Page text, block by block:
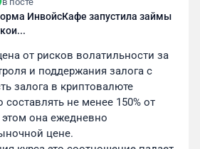
ИнвойсКафе запустила займы
от рисков волатильности за
и поддержания залога с
залога в криптовалюте
не менее 150% от
она ежедневно
цене.